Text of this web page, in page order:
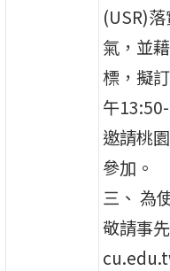
(USR)
氣，並
標，擬
午
邀請桃
參加。
三、 為
敬請事